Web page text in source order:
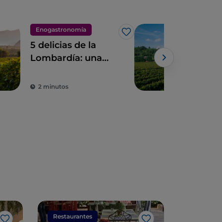
Enogastronomía
Me gusta
5 delicias de la
Lombardía: una
saborear
2 minutos
Restaurantes